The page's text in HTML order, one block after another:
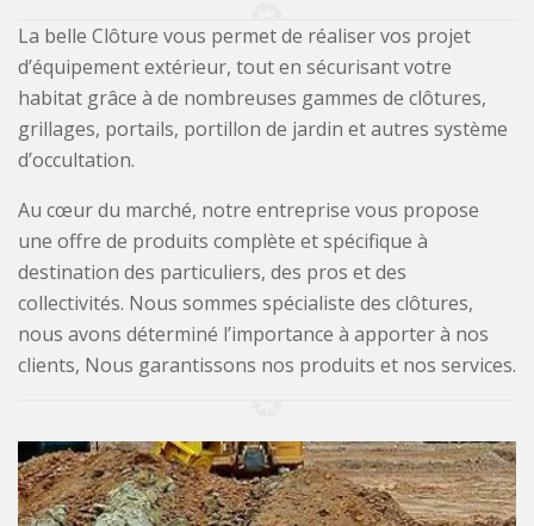
La belle Clôture vous permet de réaliser vos projet
d’équipement extérieur, tout en sécurisant votre
habitat grâce à de nombreuses gammes de clôtures,
grillages, portails, portillon de jardin et autres système
d’occultation.
Au cœur du marché, notre entreprise vous propose
une offre de produits complète et spécifique à
destination des particuliers, des pros et des
collectivités. Nous sommes spécialiste des clôtures,
nous avons déterminé l’importance à apporter à nos
clients, Nous garantissons nos produits et nos services.